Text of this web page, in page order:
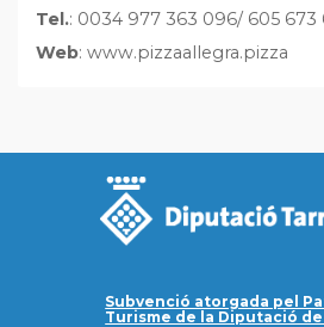
Tel.: 0034 977 363 096/ 605 673
Web: www.pizzaallegra.pizza
Subvenció atorgada pel
Turisme de la Diputació